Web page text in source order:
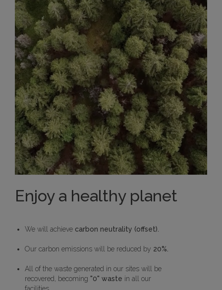
Enjoy a healthy planet
We will achieve carbon neutrality (offset).
Our carbon emissions will be reduced by 20%.
All of the waste generated in our sites will be
recovered, becoming "0" waste in all our
facilities.